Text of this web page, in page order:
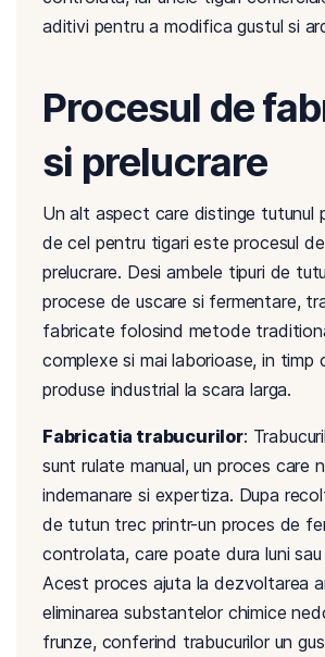
aditivi pentru a modifica gustul si
Procesul de
si prelucrare
Un alt aspect care distinge tutunul
de cel pentru tigari este procesul
prelucrare. Desi ambele tipuri de
procese de uscare si fermentare,
fabricate folosind metode
complexe si mai laborioase, in timp
produse industrial la scara larga.
Fabricatia trabucurilor:
sunt rulate manual, un proces care
indemanare si expertiza. Dupa
de tutun trec printr-un proces de
controlata, care poate dura luni sau
Acest proces ajuta la dezvoltarea
eliminarea substantelor chimice
frunze, conferind trabucurilor un